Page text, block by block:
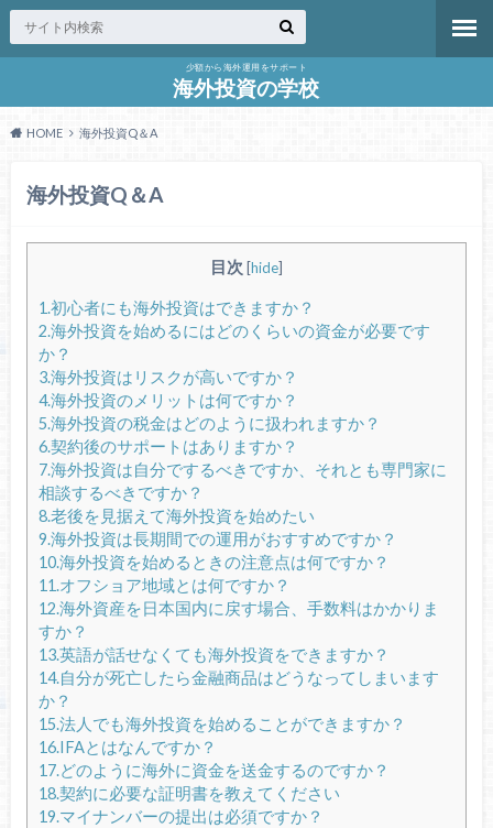
少額から海外運用をサポート
海外投資の学校
HOME 海外投資Q＆A
海外投資Q＆A
目次 [hide]
1.初心者にも海外投資はできますか？
2.海外投資を始めるにはどのくらいの資金が必要です
か？
3.海外投資はリスクが高いですか？
4.海外投資のメリットは何ですか？
5.海外投資の税金はどのように扱われますか？
6.契約後のサポートはありますか？
7.海外投資は自分でするべきですか、それとも専門家に
相談するべきですか？
8.老後を見据えて海外投資を始めたい
9.海外投資は長期間での運用がおすすめですか？
10.海外投資を始めるときの注意点は何ですか？
11.オフショア地域とは何ですか？
12.海外資産を日本国内に戻す場合、手数料はかかりま
すか？
13.英語が話せなくても海外投資をできますか？
14.自分が死亡したら金融商品はどうなってしまいます
か？
15.法人でも海外投資を始めることができますか？
16.IFAとはなんですか？
17.どのように海外に資金を送金するのですか？
18.契約に必要な証明書を教えてください
19.マイナンバーの提出は必須ですか？